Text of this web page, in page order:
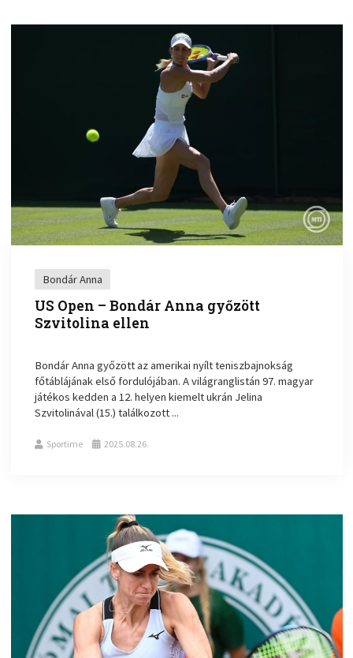
Bondár Anna
US Open – Bondár Anna győzött
Szvitolina ellen
Bondár Anna győzött az amerikai nyílt teniszbajnokság
főtáblájának első fordulójában. A világranglistán 97. magyar
játékos kedden a 12. helyen kiemelt ukrán Jelina
Szvitolinával (15.) találkozott ...
Sportime 2025.08.26.